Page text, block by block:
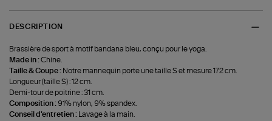
DESCRIPTION
Brassière de sport à motif bandana bleu, conçu pour le yoga.
Made in :Chine.
Taille & Coupe : Notre mannequin porte une taille S et mesure 172 cm.
Longueur (taille S) : 12 cm.
Demi-tour de poitrine : 31 cm.
Composition : 91% nylon, 9% spandex.
Conseil d'entretien :
Lavage à la main.